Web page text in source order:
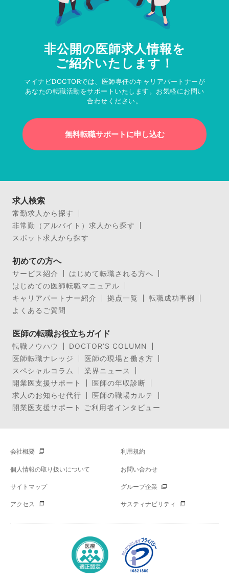
非公開の医師求人情報を
ご紹介いたします！
マイナビDOCTORでは、医師専任のキャリアパートナーが
あなたの転職活動をサポートいたします。お気軽にお問い
合わせください。
無料転職サポートに申し込む
求人検索
常勤求人から探す
非常勤（アルバイト）求人から探す
スポット求人から探す
初めての方へ
サービス紹介
はじめて転職される方へ
はじめての医師転職マニュアル
キャリアパートナー紹介
拠点一覧
転職成功事例
よくあるご質問
医師の転職お役立ちガイド
転職ノウハウ
DOCTOR’S COLUMN
医師転職ナレッジ
医師の現場と働き方
スペシャルコラム
業界ニュース
開業医支援サポート
医師の年収診断
求人のお知らせ代行
医師の職場カルテ
開業医支援サポート ご利用者インタビュー
会社概要 利用規約
個人情報の取り扱いについて お問い合わせ
サイトマップ グループ企業
アクセス サスティナビリティ